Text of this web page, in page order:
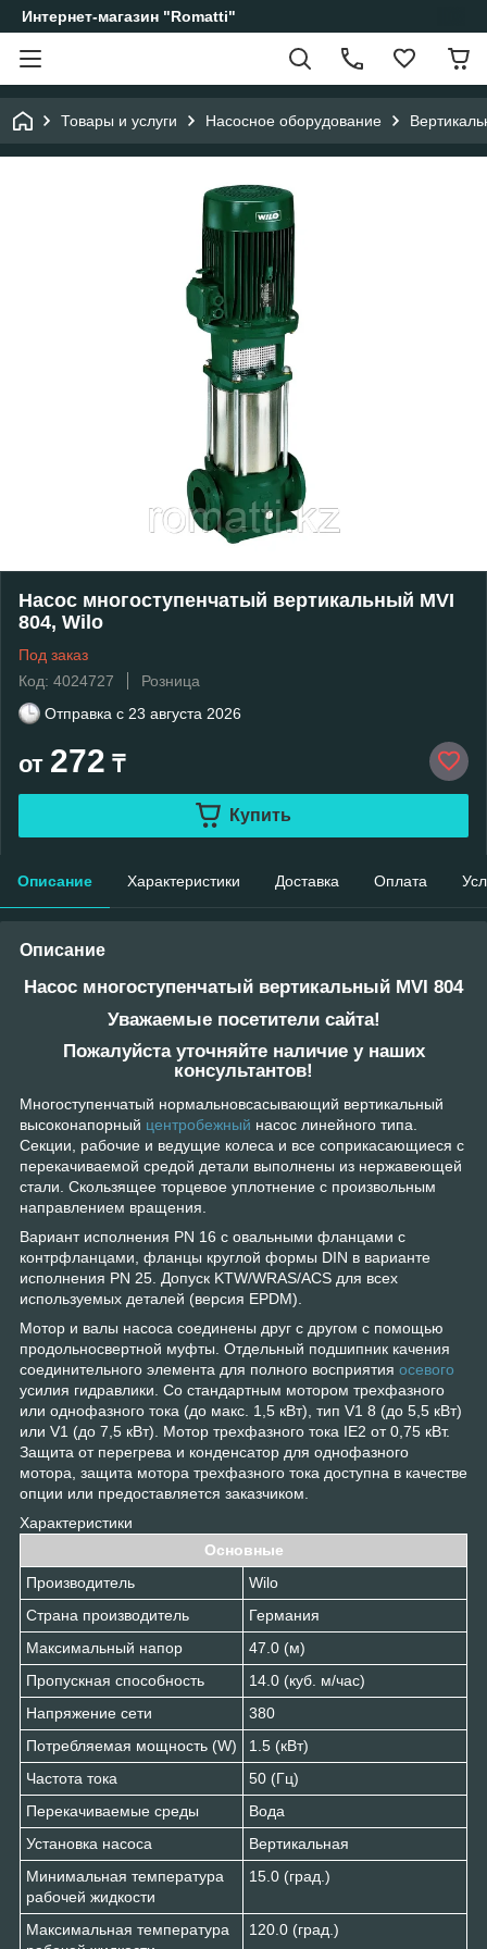
Интернет-магазин "Romatti"
Товары и услуги Насосное оборудование
Насос многоступенчатый вертикальный MVI
804, Wilo
Под заказ
Код: 4024727
Розница
Отправка с 23 августа 2026
от 272 ₸
Купить
Описание Характеристики Доставка Оплата
Описание
Насос многоступенчатый вертикальный MVI 804
Уважаемые посетители сайта!
Пожалуйста уточняйте наличие у наших
консультантов!
Многоступенчатый нормальновсасывающий вертикальный
высоконапорный центробежный насос линейного типа.
Секции, рабочие и ведущие колеса и все соприкасающиеся с
перекачиваемой средой детали выполнены из нержавеющей
стали. Скользящее торцевое уплотнение с произвольным
направлением вращения.
Вариант исполнения PN 16 с овальными фланцами с
контрфланцами, фланцы круглой формы DIN в варианте
исполнения PN 25. Допуск KTW/WRAS/ACS для всех
используемых деталей (версия EPDM).
Мотор и валы насоса соединены друг с другом с помощью
продольносвертной муфты. Отдельный подшипник качения
соединительного элемента для полного восприятия осевого
усилия гидравлики. Со стандартным мотором трехфазного
или однофазного тока (до макс. 1,5 кВт), тип V1 8 (до 5,5 кВт)
или V1 (до 7,5 кВт). Мотор трехфазного тока IE2 от 0,75 кВт.
Защита от перегрева и конденсатор для однофазного
мотора, защита мотора трехфазного тока доступна в качестве
опции или предоставляется заказчиком.
Характеристики
Основные
Производитель
Wilo
Страна производитель
Германия
Максимальный напор
47.0 (м)
Пропускная способность
14.0 (куб. м/час)
Напряжение сети
380
Потребляемая мощность (W)
1.5 (кВт)
Частота тока
50 (Гц)
Перекачиваемые среды
Вода
Установка насоса
Вертикальная
Минимальная температура
рабочей жидкости
15.0 (град.)
Максимальная температура
120.0 (град.)